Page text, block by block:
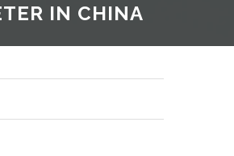
IN CHINA